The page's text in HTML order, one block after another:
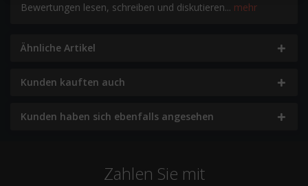
Bewertungen lesen, schreiben und diskutieren... mehr
Ähnliche Artikel
Kunden kauften auch
Kunden haben sich ebenfalls angesehen
Zahlen Sie mit